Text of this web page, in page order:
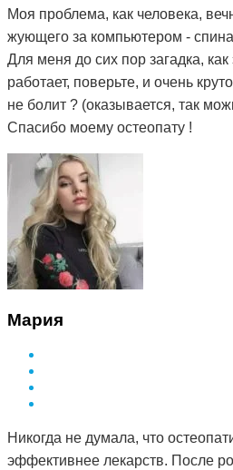
Моя проблема, как человека,
жующего за компьютером -
Для меня до сих пор загадка, как
работает, поверьте, и очень
не болит ? (оказывается, так
Спасибо моему остеопату !
Мария
Никогда не думала, что
эффективнее лекарств. После